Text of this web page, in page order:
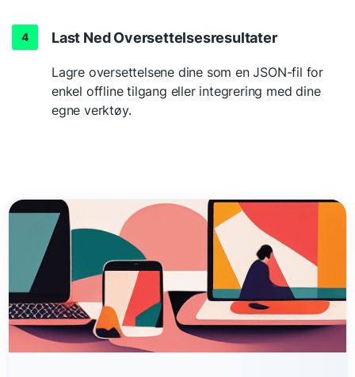
Last Ned Oversettelsesresultater
Lagre oversettelsene dine som en JSON-fil for
enkel offline tilgang eller integrering med dine
egne verktøy.